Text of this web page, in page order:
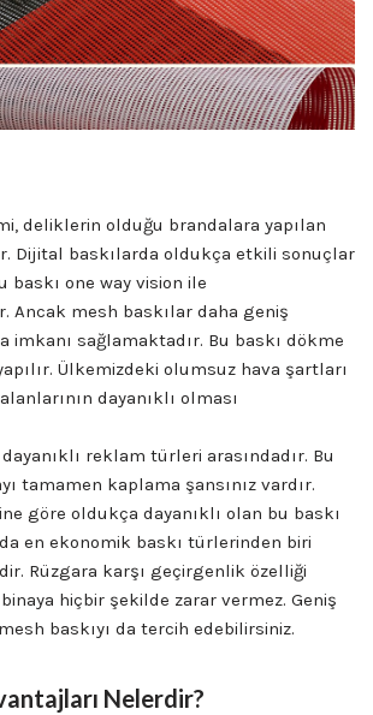
deliklerin olduğu brandalara yapılan
Dijital baskılarda oldukça etkili sonuçlar
baskı one way vision ile
Ancak mesh baskılar daha geniş
imkanı sağlamaktadır. Bu baskı dökme
Ülkemizdeki olumsuz hava şartları
dayanıklı olması
reklam türleri arasındadır. Bu
tamamen kaplama şansınız vardır.
göre oldukça dayanıklı olan bu baskı
en ekonomik baskı türlerinden biri
Rüzgara karşı geçirgenlik özelliği
hiçbir şekilde zarar vermez. Geniş
baskıyı da tercih edebilirsiniz.
Nelerdir?